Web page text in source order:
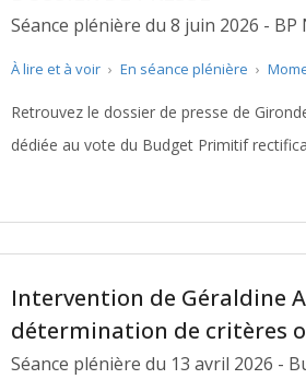
Séance plénière du 8 juin 2026 - BP
À lire et à voir › En séance plénière ›
Retrouvez le dossier de presse de
dédiée au vote du Budget Primitif
Intervention de Géraldine
détermination de critères
revalorisations salariales
Séance plénière du 13 avril 2026 -